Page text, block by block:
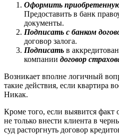
Оформить
Предоставить в банк
документы.
Подписать с банком
договор залога.
Подписать в
компании договор
Возникает вполне логичный
такие действия, если квартира
Никак.
Кроме того, если выявится факт
не только внести клиента в
суд расторгнуть договор